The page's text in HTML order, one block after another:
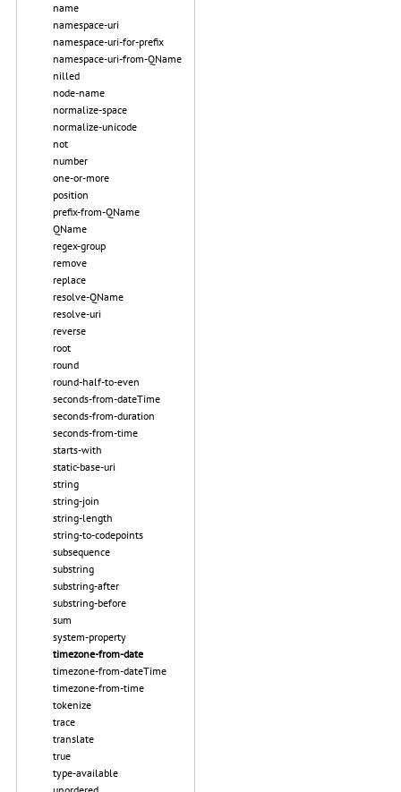
name
namespace-uri
namespace-uri-for-prefix
namespace-uri-from-QName
nilled
node-name
normalize-space
normalize-unicode
not
number
one-or-more
position
prefix-from-QName
QName
regex-group
remove
replace
resolve-QName
resolve-uri
reverse
root
round
round-half-to-even
seconds-from-dateTime
seconds-from-duration
seconds-from-time
starts-with
static-base-uri
string
string-join
string-length
string-to-codepoints
subsequence
substring
substring-after
substring-before
sum
system-property
timezone-from-date
timezone-from-dateTime
timezone-from-time
tokenize
trace
translate
true
type-available